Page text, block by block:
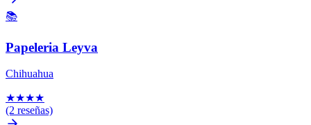
📚
Papeleria Leyva
Chihuahua
★★★★
(2 reseñas)